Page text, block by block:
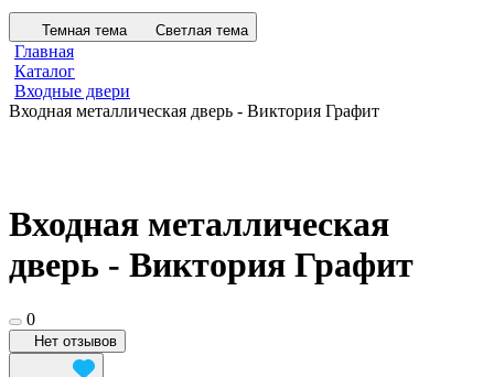
Темная тема Светлая тема
Главная
Каталог
Входные двери
Входная металлическая дверь - Виктория Графит
Входная металлическая
дверь - Виктория Графит
0
Нет отзывов